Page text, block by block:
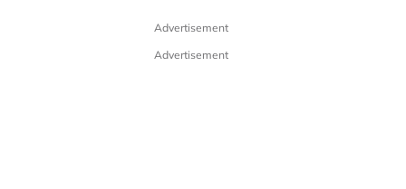
Advertisement
Advertisement